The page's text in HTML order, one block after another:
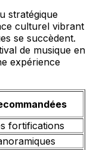
stratégique
culturel vibrant
se succèdent.
de musique en
expérience
fortifications